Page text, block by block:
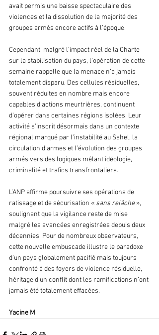
avait permis une baisse spectaculaire des
violences et la dissolution de la majorité des
groupes armés encore actifs à l’époque.
Cependant, malgré l’impact réel de la Charte
sur la stabilisation du pays, l’opération de cette
semaine rappelle que la menace n’a jamais
totalement disparu. Des cellules résiduelles,
souvent réduites en nombre mais encore
capables d’actions meurtrières, continuent
d’opérer dans certaines régions isolées. Leur
activité s’inscrit désormais dans un contexte
régional marqué par l’instabilité au Sahel, la
circulation d’armes et l’évolution des groupes
armés vers des logiques mêlant idéologie,
criminalité et trafics transfrontaliers.
L’ANP affirme poursuivre ses opérations de
ratissage et de sécurisation « sans relâche »,
soulignant que la vigilance reste de mise
malgré les avancées enregistrées depuis deux
décennies. Pour de nombreux observateurs,
cette nouvelle embuscade illustre le paradoxe
d’un pays globalement pacifié mais toujours
confronté à des foyers de violence résiduelle,
héritage d’un conflit dont les ramifications n’ont
jamais été totalement effacées.
Yacine M